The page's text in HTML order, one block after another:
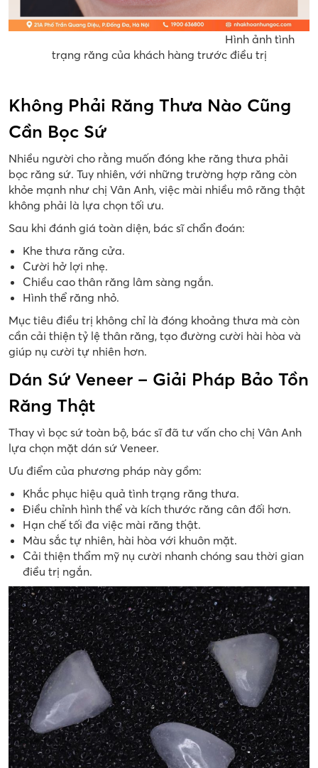
Hình ảnh tình
trạng răng của khách hàng trước điều trị
Không Phải Răng Thưa Nào Cũng
Cần Bọc Sứ
Nhiều người cho rằng muốn đóng khe răng thưa phải
bọc răng sứ. Tuy nhiên, với những trường hợp răng còn
khỏe mạnh như chị Vân Anh, việc mài nhiều mô răng thật
không phải là lựa chọn tối ưu.
Sau khi đánh giá toàn diện, bác sĩ chẩn đoán:
Khe thưa răng cửa.
Cười hở lợi nhẹ.
Chiều cao thân răng lâm sàng ngắn.
Hình thể răng nhỏ.
Mục tiêu điều trị không chỉ là đóng khoảng thưa mà còn
cần cải thiện tỷ lệ thân răng, tạo đường cười hài hòa và
giúp nụ cười tự nhiên hơn.
Dán Sứ Veneer – Giải Pháp Bảo Tồn
Răng Thật
Thay vì bọc sứ toàn bộ, bác sĩ đã tư vấn cho chị Vân Anh
lựa chọn mặt dán sứ Veneer.
Ưu điểm của phương pháp này gồm:
Khắc phục hiệu quả tình trạng răng thưa.
Điều chỉnh hình thể và kích thước răng cân đối hơn.
Hạn chế tối đa việc mài răng thật.
Màu sắc tự nhiên, hài hòa với khuôn mặt.
Cải thiện thẩm mỹ nụ cười nhanh chóng sau thời gian
điều trị ngắn.